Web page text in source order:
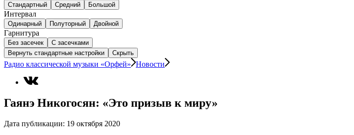
Стандартный Средний Большой
Интервал
Одинарный Полуторный Двойной
Гарнитура
Без засечек
С засечками
Вернуть стандартные настройки
Скрыть
Радио классической музыки «Орфей» Новости
Гаянэ Никогосян: «Это призыв к миру»
Дата публикации: 19 октября 2020